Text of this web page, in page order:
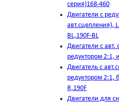
серия)168-460
Двигатели с
авт.сцепления),
BL,190F-BL
Двигатели с авт.
редуктором 2:1,
Двигатель с
редуктором 2:1,
R,190F
Двигатели для